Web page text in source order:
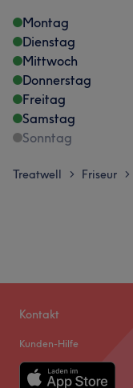
Montag
Dienstag
Mittwoch
Donnerstag
Freitag
Samstag
Sonntag
Treatwell > Friseur >
Kontakt
Kunden-Hilfe